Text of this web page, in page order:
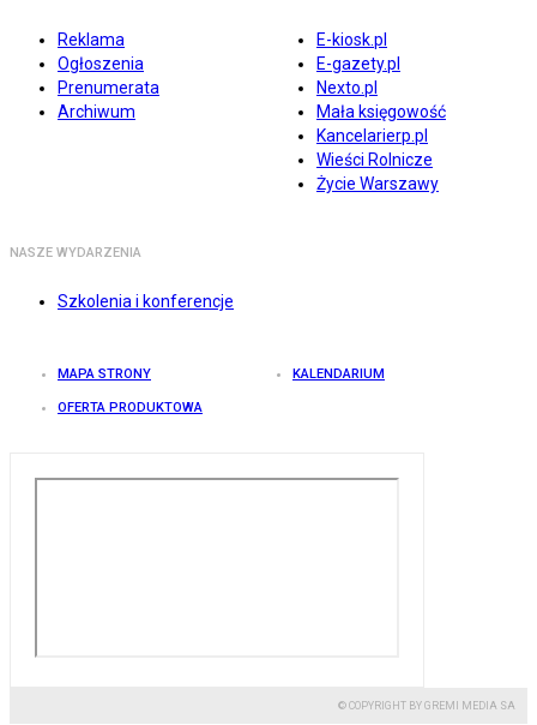
Reklama
Ogłoszenia
Prenumerata
Archiwum
E-kiosk.pl
E-gazety.pl
Nexto.pl
Mała księgowość
Kancelarierp.pl
Wieści Rolnicze
Życie Warszawy
NASZE WYDARZENIA
Szkolenia i konferencje
MAPA STRONY KALENDARIUM
OFERTA PRODUKTOWA
© COPYRIGHT BY GREMI MEDIA SA